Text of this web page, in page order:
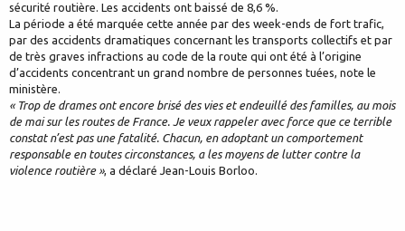
sécurité routière. Les accidents ont baissé de 8,6 %.
La période a été marquée cette année par des week-ends de fort trafic,
par des accidents dramatiques concernant les transports collectifs et par
de très graves infractions au code de la route qui ont été à l’origine
d’accidents concentrant un grand nombre de personnes tuées, note le
ministère.
« Trop de drames ont encore brisé des vies et endeuillé des familles, au mois
de mai sur les routes de France. Je veux rappeler avec force que ce terrible
constat n’est pas une fatalité. Chacun, en adoptant un comportement
responsable en toutes circonstances, a les moyens de lutter contre la
violence routière », a déclaré Jean-Louis Borloo.